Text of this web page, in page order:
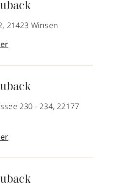
21423 Winsen
230 - 234, 22177